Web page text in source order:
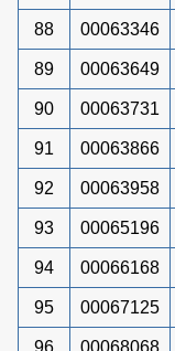
88 00063346
89 00063649
90 00063731
91 00063866
92 00063958
93 00065196
94 00066168
95 00067125
96 00068068